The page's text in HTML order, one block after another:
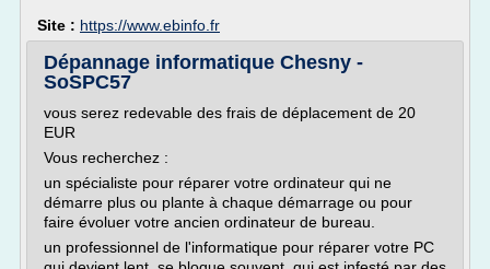
Site : https://www.ebinfo.fr
Dépannage informatique Chesny -
SoSPC57
vous serez redevable des frais de déplacement de 20
EUR
Vous recherchez :
un spécialiste pour réparer votre ordinateur qui ne
démarre plus ou plante à chaque démarrage ou pour
faire évoluer votre ancien ordinateur de bureau.
un professionnel de l'informatique pour réparer votre PC